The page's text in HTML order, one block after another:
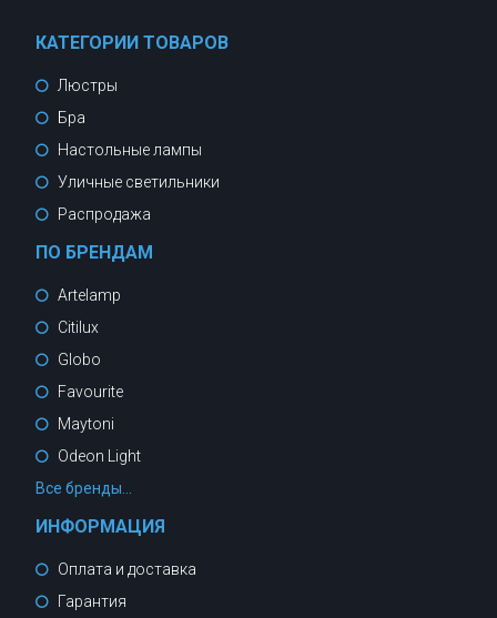
КАТЕГОРИИ ТОВАРОВ
Люстры
Бра
Настольные лампы
Уличные светильники
Распродажа
ПО БРЕНДАМ
Artelamp
Citilux
Globo
Favourite
Maytoni
Odeon Light
Все бренды...
ИНФОРМАЦИЯ
Оплата и доставка
Гарантия